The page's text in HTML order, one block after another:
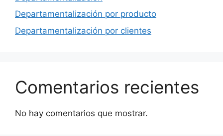
Departamentalización por producto
Departamentalización por clientes
Comentarios recientes
No hay comentarios que mostrar.